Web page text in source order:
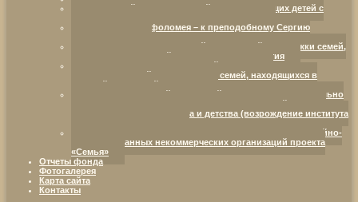
Ресурсный центр для семей, воспитывающих детей с
От отрока Варфоломея – к преподобному Сергию
Организация комплексной социальной поддержки семей,
воспитывающих детей с нарушениями развития
коммуникативной площадки для семей, находящихся в
Межрегиональный ресурсный центр развития социально
защиты семьи, материнства и детства (возрождение института
«Дистанционное методическое сопровождение семейно-
ориентированных некоммерческих организаций проекта
«Семья»
Отчеты фонда
Фотогалерея
Карта сайта
Контакты